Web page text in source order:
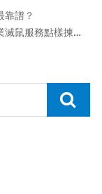
靠譜？
下一篇 : 觀塘工業區餐廳鼠患嚴重點算好？專業滅鼠服務點樣揀先至最可靠？